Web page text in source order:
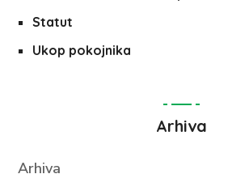
Statut
Ukop pokojnika
Arhiva
Arhiva